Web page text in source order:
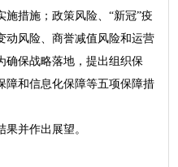
措施；政策风险、“新冠”疫
动风险、商誉减值风险和运营
确保战略落地，提出组织保
障和信息化保障等五项保障措
并作出展望。